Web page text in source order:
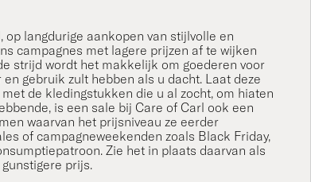
langdurige aankopen van stijlvolle en
campagnes met lagere prijzen af te wijken
strijd wordt het makkelijk om goederen voor
gebruik zult hebben als u dacht. Laat deze
de kledingstukken die u al zocht, om hiaten
is een sale bij Care of Carl ook een
waarvan het prijsniveau ze eerder
of campagneweekenden zoals Black Friday,
Zie het in plaats daarvan als
prijs.